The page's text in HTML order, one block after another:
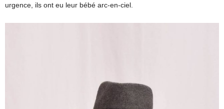
urgence, ils ont eu leur bébé arc-en-ciel.